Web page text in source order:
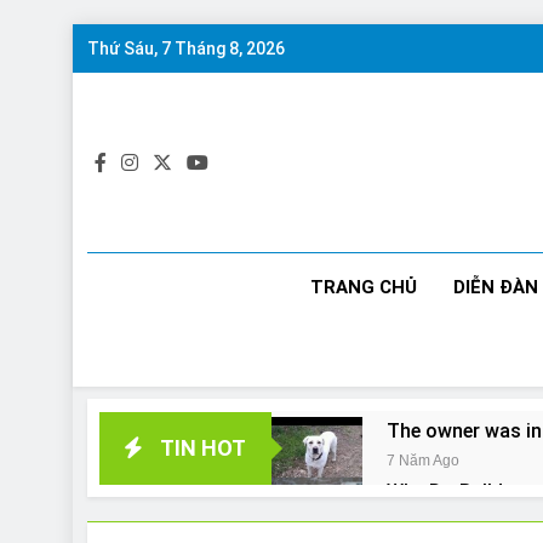
Skip
Thứ Sáu, 7 Tháng 8, 2026
TRANG CHỦ DIỄN ĐÀN
TIN HOT
The owner was
7 Năm Ago
Why Do
7 Năm Ago